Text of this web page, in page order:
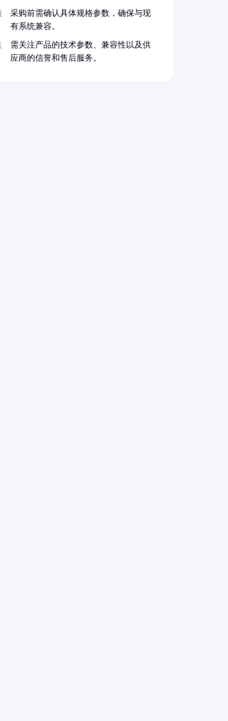
采购前需确认具体规格参数，确保与现
有系统兼容。
需关注产品的技术参数、兼容性以及供
应商的信誉和售后服务。